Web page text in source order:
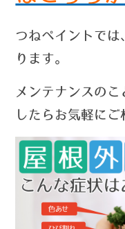
つねペイントで
ります。
メンテナンスの
したらお気軽にご